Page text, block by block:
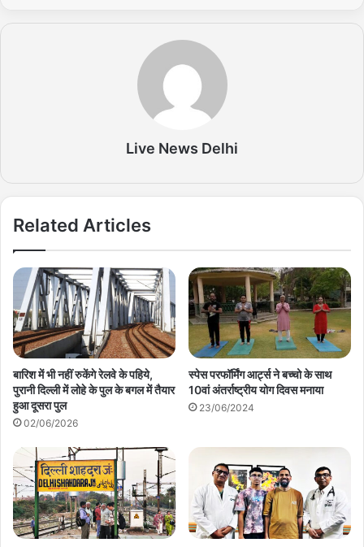
Live News Delhi
Related Articles
बारिश में भी नहीं रुकेंगे रेलवे के पहिये,
पुरानी दिल्ली में लोहे के पुल के बगल में तैयार
हुआ दूसरा पुल
02/06/2026
स्पेस परफॉर्मिंग आर्ट्स ने बच्चो के साथ
10वां अंतर्राष्ट्रीय योग दिवस मनाया
23/06/2024